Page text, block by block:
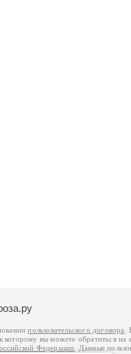
пользовательского договора
которому вы можете обратиться на
Федерации . Данные